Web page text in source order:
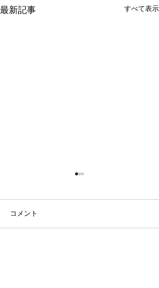
最新記事 すべて表示
コメント